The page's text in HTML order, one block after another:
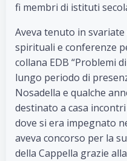
fi membri di istituti
Aveva tenuto in
spirituali e conferenze
collana EDB “Problemi
lungo periodo di
Nosadella e qualche
destinato a casa
dove si era impegnato
aveva concorso per la
della Cappella grazie